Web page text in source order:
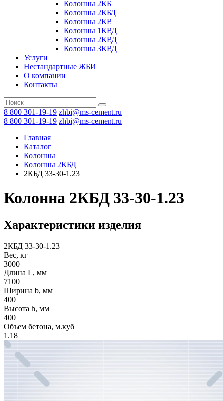
Колонны 2КБ
Колонны 2КБД
Колонны 2КВ
Колонны 1КВД
Колонны 2КВД
Колонны 3КВД
Услуги
Нестандартные ЖБИ
О компании
Контакты
8 800 301-19-19 zhbi@ms-cement.ru
8 800 301-19-19 zhbi@ms-cement.ru
Главная
Каталог
Колонны
Колонны 2КБД
2КБД 33-30-1.23
Колонна 2КБД 33-30-1.23
Характеристики изделия
2КБД 33-30-1.23
Вес, кг
3000
Длина L, мм
7100
Ширина b, мм
400
Высота h, мм
400
Объем бетона, м.куб
1.18